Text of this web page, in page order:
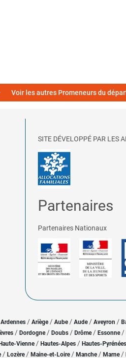
Voir les autres Promeneurs du
SITE DÉVELOPPÉ PAR LES
Partenaires
Partenaires Nationaux
Ardennes / Ariège/ Aube/ Aude / Aveyron /
/ Dordogne/ Doubs / Drôme/ Essonne /
Haute-Vienne/ Hautes-Alpes / Hautes-Pyrénées
/ Lozère / Maine-et-Loire/ Manche/ Marne/